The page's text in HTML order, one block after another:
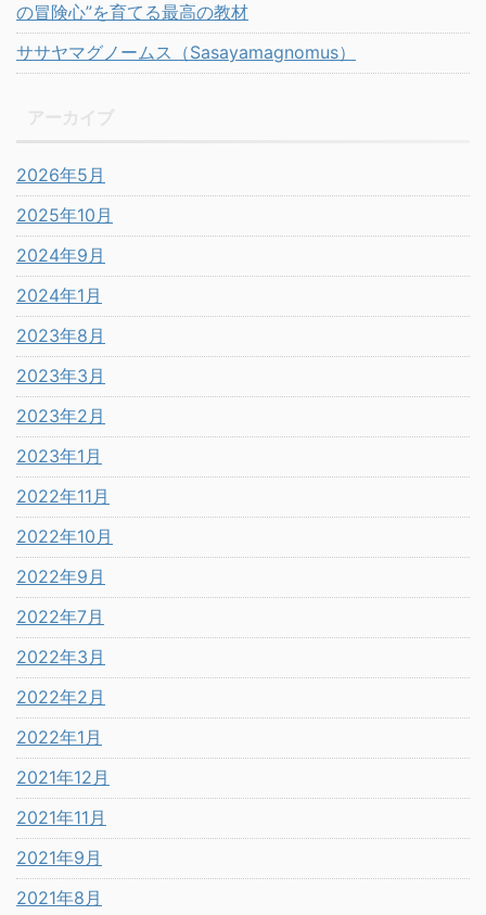
の冒険心”を育てる最高の教材
ササヤマグノームス（Sasayamagnomus）
2026年5月
2025年10月
2024年9月
2024年1月
2023年8月
2023年3月
2023年2月
2023年1月
2022年11月
2022年10月
2022年9月
2022年7月
2022年3月
2022年2月
2022年1月
2021年12月
2021年11月
2021年9月
2021年8月